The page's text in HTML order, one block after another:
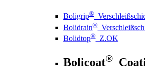
Boligrip®
Bolidrain®
Bolidtop® Z.OK
Bolicoat®